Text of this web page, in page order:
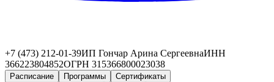
+7 (473) 212-01-39ИП Гончар Арина СергеевнаИНН
366223804852ОГРН 315366800023038
Расписание Программы
Сертификаты